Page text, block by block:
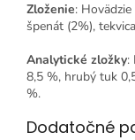
Zloženie:
špenát (2%),
Analytické zložky:
8,5 %, hrubý tuk
%.
Dodatočné